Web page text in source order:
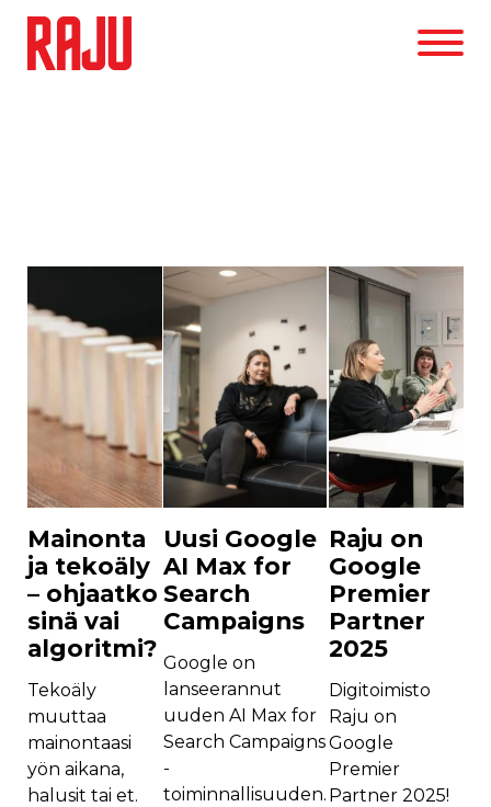
KATEGORIA
Google ADS
Mainonta
ja tekoäly
– ohjaatko
sinä vai
algoritmi?
Tekoäly
muuttaa
mainontaasi
yön aikana,
halusit tai et.
Uusi Google
AI Max for
Search
Campaigns
Google on
lanseerannut
uuden AI Max for
Search Campaigns
-
toiminnallisuuden.
Raju on
Google
Premier
Partner
2025
Digitoimisto
Raju on
Google
Premier
Partner 2025!